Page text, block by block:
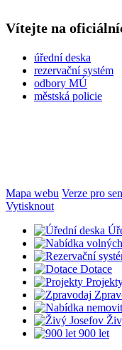
Vítejte na
úřední deska
rezervační systém
odbory MÚ
městská policie
Mapa webu Verze pro
Vytisknout
Dotace
900 let